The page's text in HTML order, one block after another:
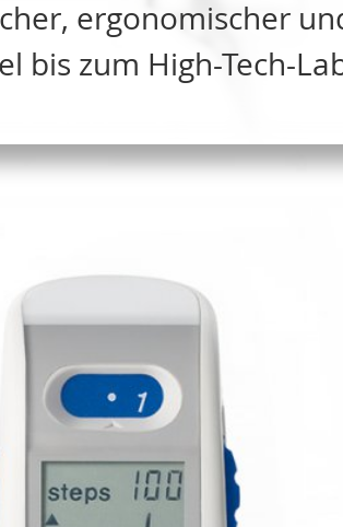
ergonomischer
bis zum High-Tech-